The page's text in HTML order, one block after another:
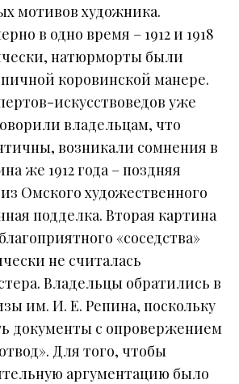
мотивов художника.
в одно время – 1912 и 1918
натюрморты были
коровинской манере.
искусствоведов уже
владельцам, что
возникали сомнения в
же 1912 года – поздняя
Омского художественного
подделка. Вторая картина
«соседства»
не считалась
Владельцы обратились в
им. И. Е. Репина, поскольку
документы с опровержением
Для того, чтобы
аргументацию было